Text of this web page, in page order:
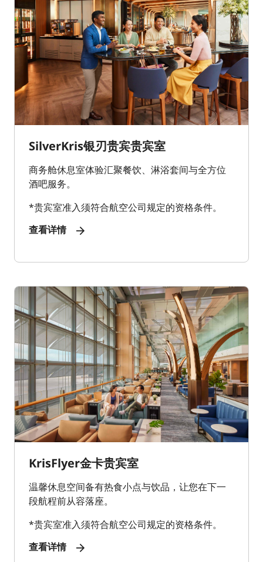
SilverKris银刃贵宾贵宾室
商务舱休息室体验汇聚餐饮、淋浴套间与全方位
酒吧服务。
*贵宾室准入须符合航空公司规定的资格条件。
查看详情
KrisFlyer金卡贵宾室
温馨休息空间备有热食小点与饮品，让您在下一
段航程前从容落座。
*贵宾室准入须符合航空公司规定的资格条件。
查看详情